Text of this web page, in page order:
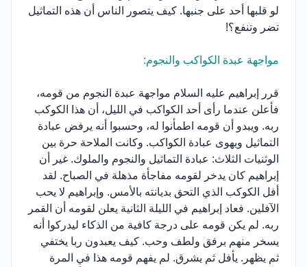
لو قلبها أحد على جنبها. كيف يتصور الناس أن هذه التماثيل
تضر وتنفع؟!
مواجهة عبدة الكواكب والنجوم:
قرر إبراهيم عليه السلام مواجهة عبدة النجوم من قومه،
فأعلن عندما رأى أحد الكواكب في الليل، أن هذا الكوكب
ربه. ويبدو أن قومه اطمأنوا له، وحسبوا أنه يرفض عبادة
التماثيل ويهوى عبادة الكواكب. وكانت الملاحة حرة بين
الوثنيات الثلاث: عبادة التماثيل والنجوم والملوك. غير أن
إبراهيم كان يدخر لقومه مفاجأة مذهلة في الصباح. لقد
أفل الكوكب الذي التحق بديانته بالأمس. وإبراهيم لا يحب
الآفلين. فعاد إبراهيم في الليلة الثانية يعلن لقومه أن القمر
ربه. لم يكن قومه على درجة كافية من الذكاء ليدركوا أنه
يسخر منهم برفق ولطف وحب. كيف يعبدون ربا يختفي
ثم يظهر. يأفل ثم يشرق. لم يفهم قومه هذا في المرة